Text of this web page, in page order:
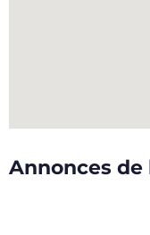
Annonces